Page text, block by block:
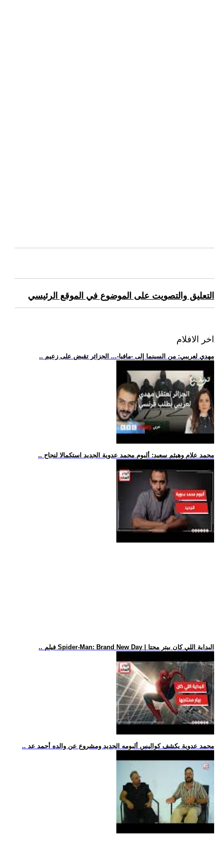
التعليق والتصويت على الموضوع في الموقع الرئيسي
اخر الافلام
.. مهدي لعريبي: من السينما إلى -مافيا-... الجزائر تقبض على زعيم
.. محمد علام وهيثم سعيد: ألبوم محمد عدوية الجديد استكمالا لنجاح
.. فيلم Spider-Man: Brand New Day | البداية اللي كان بيتر محتا
.. محمد عدوية يكشف كواليس ألبومه الجديد ومشروع عن والده أحمد عد